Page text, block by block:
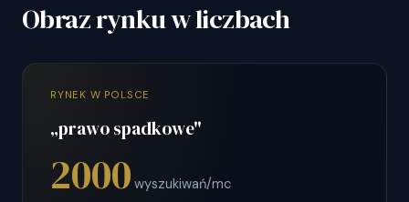
Obraz rynku w liczbach
RYNEK W POLSCE
„prawo spadkowe"
2000 wyszukiwań/mc